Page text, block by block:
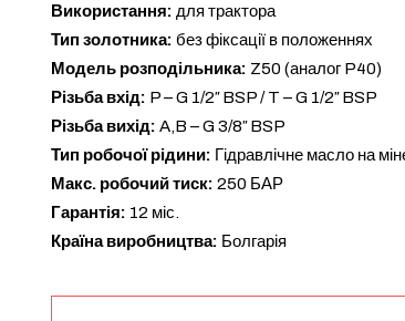
Використання: для трактора
Тип золотника: без фіксації в положеннях
Модель розподільника: Z50 (аналог P40)
Різьба вхід: P – G 1/2″ BSP / T – G 1/2″ BSP
Різьба вихід: A,B – G 3/8″ BSP
Тип робочої рідини: Гідравлічне масло на
Макс. робочий тиск: 250 БАР
Гарантія: 12 міс.
Країна виробництва: Болгарія